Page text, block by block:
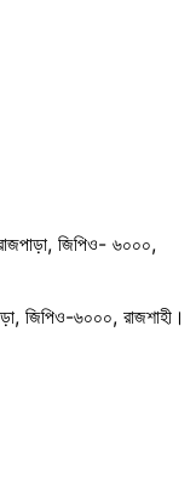
রাজপাড়া, জিপিও- ৬০০০,
জিপিও-৬০০০, রাজশাহী।